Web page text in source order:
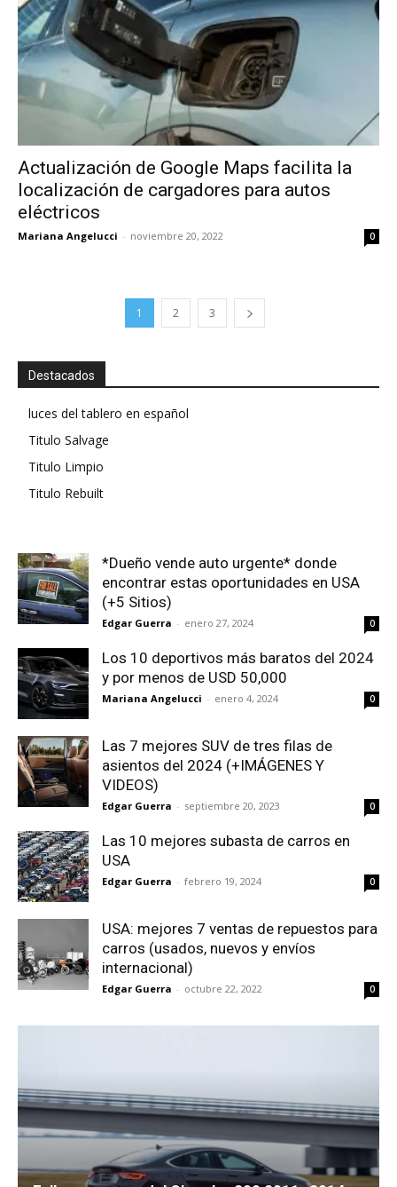
Actualización de Google Maps facilita la
localización de cargadores para autos
eléctricos
Mariana Angelucci - noviembre 20, 2022 0
1 2 3
Destacados
luces del tablero en español
Titulo Salvage
Titulo Limpio
Titulo Rebuilt
*Dueño vende auto urgente* donde
encontrar estas oportunidades en USA
(+5 Sitios)
Edgar Guerra - enero 27, 2024 0
Los 10 deportivos más baratos del 2024
y por menos de USD 50,000
Mariana Angelucci - enero 4, 2024 0
Las 7 mejores SUV de tres filas de
asientos del 2024 (+IMÁGENES Y
VIDEOS)
Edgar Guerra - septiembre 20, 2023 0
Las 10 mejores subasta de carros en
USA
Edgar Guerra - febrero 19, 2024 0
USA: mejores 7 ventas de repuestos para
carros (usados, nuevos y envíos
internacional)
Edgar Guerra - octubre 22, 2022 0